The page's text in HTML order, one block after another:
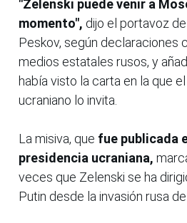
"Zelenski puede venir a
momento", dijo el portavoz
Peskov, según declaraciones
medios estatales rusos, y
había visto la carta en la que
ucraniano lo invita.
La misiva, que fue publicada
presidencia ucraniana,
veces que Zelenski se ha
Putin desde la invasión rusa